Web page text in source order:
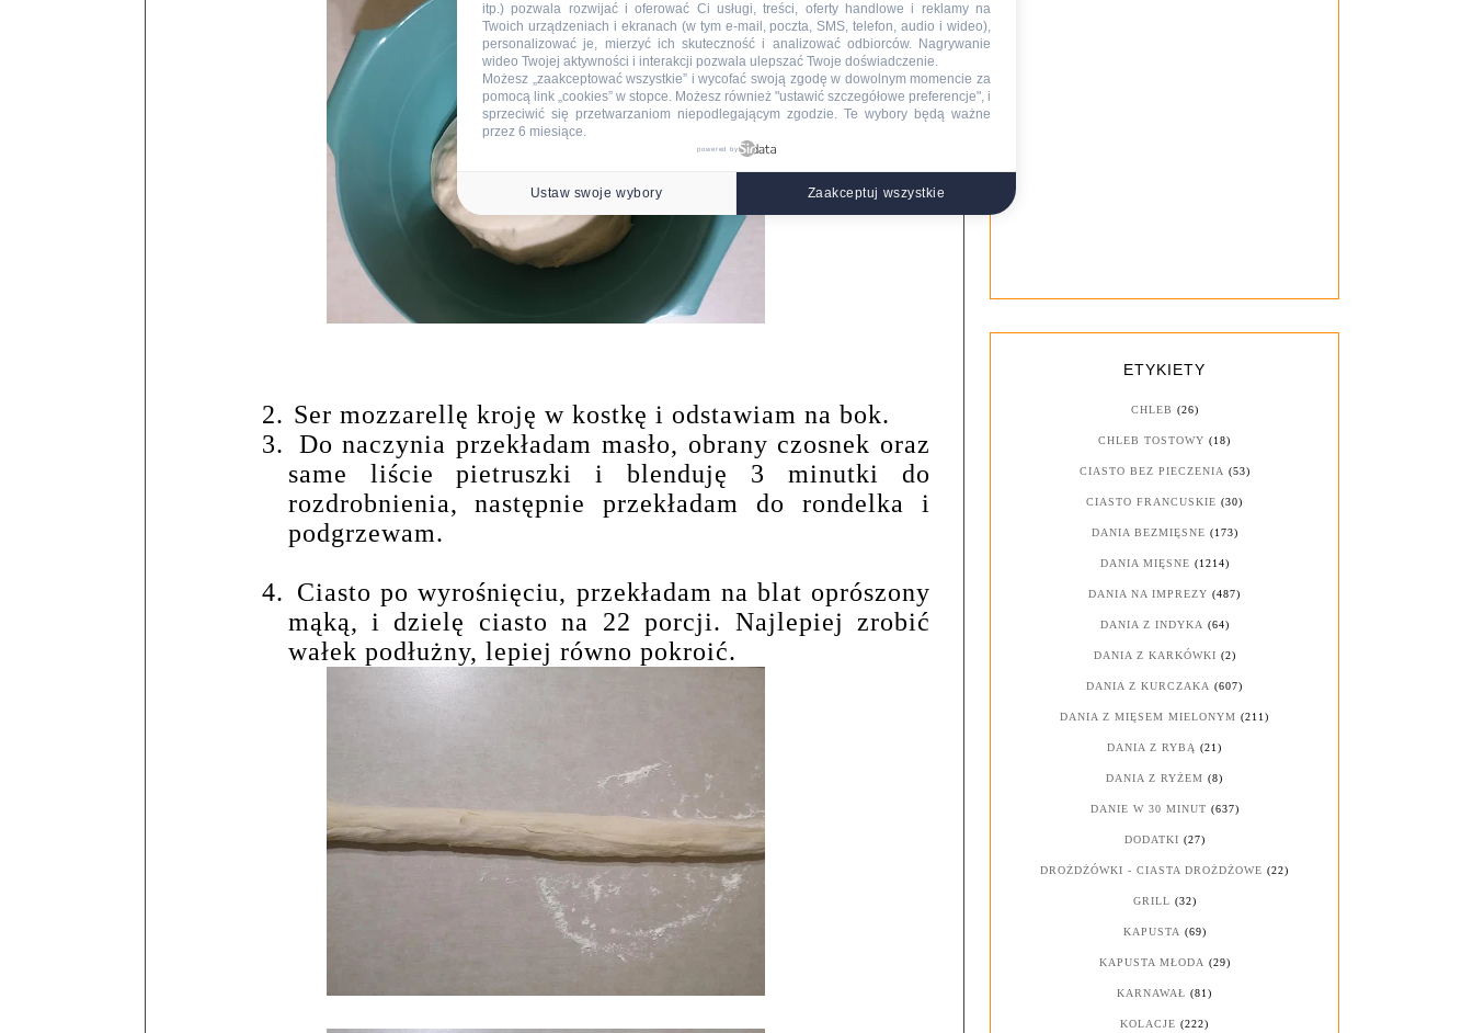
2. Ser mozzarellę kroję w kostkę i odstawiam na bok.
3.
Do naczynia przekładam masło, obrany czosnek oraz
same liście pietruszki i blenduję 3 minutki do
rozdrobnienia, następnie przekładam do rondelka i
podgrzewam.
4. Ciasto po wyrośnięciu, przekładam na blat oprószony
mąką, i dzielę ciasto na 22 porcji. Najlepiej zrobić
wałek podłużny, lepiej równo pokroić.
ETYKIETY
CHLEB (26)
CHLEB TOSTOWY (18)
CIASTO BEZ PIECZENIA (53)
CIASTO FRANCUSKIE (30)
DANIA BEZMIĘSNE (173)
DANIA MIĘSNE (1214)
DANIA NA IMPREZY (487)
DANIA Z INDYKA (64)
DANIA Z KARKÓWKI (2)
DANIA Z KURCZAKA (607)
DANIA Z MIĘSEM MIELONYM (211)
DANIA Z RYBĄ (21)
DANIA Z RYŻEM (8)
DANIE W 30 MINUT (637)
DODATKI (27)
DROŻDŻÓWKI - CIASTA DROŻDŻOWE (22)
GRILL (32)
KAPUSTA (69)
KAPUSTA MŁODA (29)
KARNAWAŁ (81)
KOLACJE (222)
itp.) pozwala rozwijać i oferować Ci usługi, treści, oferty handlowe i reklamy na
Twoich urządzeniach i ekranach (w tym e-mail, poczta, SMS, telefon, audio i wideo),
personalizować je, mierzyć ich skuteczność i analizować odbiorców. Nagrywanie
wideo Twojej aktywności i interakcji pozwala ulepszać Twoje doświadczenie.
Możesz „zaakceptować wszystkie” i wycofać swoją zgodę w dowolnym momencie za
pomocą link „cookies” w stopce. Możesz również "ustawić szczegółowe preferencje", i
sprzeciwić się przetwarzaniom niepodlegającym zgodzie. Te wybory będą ważne
przez 6 miesiące.
powered by
Ustaw swoje wybory Zaakceptuj wszystkie